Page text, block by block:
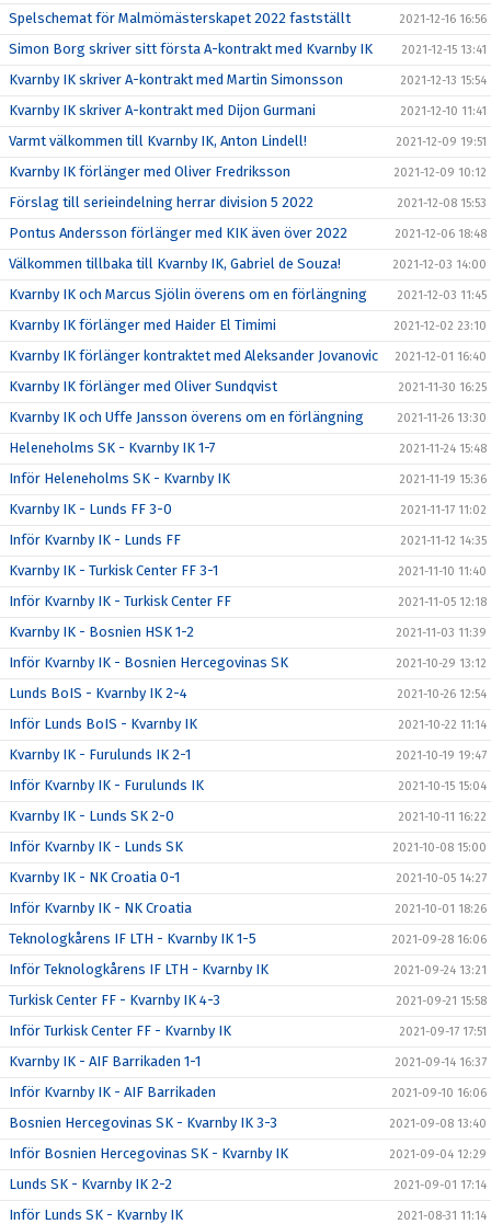
Spelschemat för Malmömästerskapet 2022 fastställt 2021-12-16 16:56
Simon Borg skriver sitt första A-kontrakt med Kvarnby IK 2021-12-15 13:41
Kvarnby IK skriver A-kontrakt med Martin Simonsson 2021-12-13 15:54
Kvarnby IK skriver A-kontrakt med Dijon Gurmani 2021-12-10 11:41
Varmt välkommen till Kvarnby IK, Anton Lindell! 2021-12-09 19:51
Kvarnby IK förlänger med Oliver Fredriksson 2021-12-09 10:12
Förslag till serieindelning herrar division 5 2022 2021-12-08 15:53
Pontus Andersson förlänger med KIK även över 2022 2021-12-06 18:48
Välkommen tillbaka till Kvarnby IK, Gabriel de Souza! 2021-12-03 14:00
Kvarnby IK och Marcus Sjölin överens om en förlängning 2021-12-03 11:45
Kvarnby IK förlänger med Haider El Timimi 2021-12-02 23:10
Kvarnby IK förlänger kontraktet med Aleksander Jovanovic 2021-12-01 16:40
Kvarnby IK förlänger med Oliver Sundqvist 2021-11-30 16:25
Kvarnby IK och Uffe Jansson överens om en förlängning 2021-11-26 13:30
Heleneholms SK - Kvarnby IK 1-7 2021-11-24 15:48
Inför Heleneholms SK - Kvarnby IK 2021-11-19 15:36
Kvarnby IK - Lunds FF 3-0 2021-11-17 11:02
Inför Kvarnby IK - Lunds FF 2021-11-12 14:35
Kvarnby IK - Turkisk Center FF 3-1 2021-11-10 11:40
Inför Kvarnby IK - Turkisk Center FF 2021-11-05 12:18
Kvarnby IK - Bosnien HSK 1-2 2021-11-03 11:39
Inför Kvarnby IK - Bosnien Hercegovinas SK 2021-10-29 13:12
Lunds BoIS - Kvarnby IK 2-4 2021-10-26 12:54
Inför Lunds BoIS - Kvarnby IK 2021-10-22 11:14
Kvarnby IK - Furulunds IK 2-1 2021-10-19 19:47
Inför Kvarnby IK - Furulunds IK 2021-10-15 15:04
Kvarnby IK - Lunds SK 2-0 2021-10-11 16:22
Inför Kvarnby IK - Lunds SK 2021-10-08 15:00
Kvarnby IK - NK Croatia 0-1 2021-10-05 14:27
Inför Kvarnby IK - NK Croatia 2021-10-01 18:26
Teknologkårens IF LTH - Kvarnby IK 1-5 2021-09-28 16:06
Inför Teknologkårens IF LTH - Kvarnby IK 2021-09-24 13:21
Turkisk Center FF - Kvarnby IK 4-3 2021-09-21 15:58
Inför Turkisk Center FF - Kvarnby IK 2021-09-17 17:51
Kvarnby IK - AIF Barrikaden 1-1 2021-09-14 16:37
Inför Kvarnby IK - AIF Barrikaden 2021-09-10 16:06
Bosnien Hercegovinas SK - Kvarnby IK 3-3 2021-09-08 13:40
Inför Bosnien Hercegovinas SK - Kvarnby IK 2021-09-04 12:29
Lunds SK - Kvarnby IK 2-2 2021-09-01 17:14
Inför Lunds SK - Kvarnby IK 2021-08-31 11:14